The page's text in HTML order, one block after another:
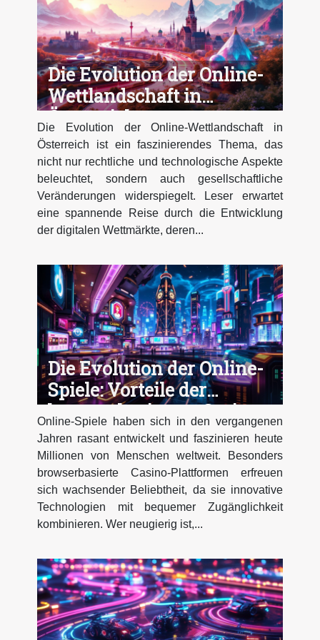
Die Evolution der Online-
Wettlandschaft in
Österreich
Die Evolution der Online-Wettlandschaft in
Österreich ist ein faszinierendes Thema, das
nicht nur rechtliche und technologische Aspekte
beleuchtet, sondern auch gesellschaftliche
Veränderungen widerspiegelt. Leser erwartet
eine spannende Reise durch die Entwicklung
der digitalen Wettmärkte, deren...
Die Evolution der Online-
Spiele: Vorteile der
browserbasierten Casino-
Plattformen
Online-Spiele haben sich in den vergangenen
Jahren rasant entwickelt und faszinieren heute
Millionen von Menschen weltweit. Besonders
browserbasierte Casino-Plattformen erfreuen
sich wachsender Beliebtheit, da sie innovative
Technologien mit bequemer Zugänglichkeit
kombinieren. Wer neugierig ist,...